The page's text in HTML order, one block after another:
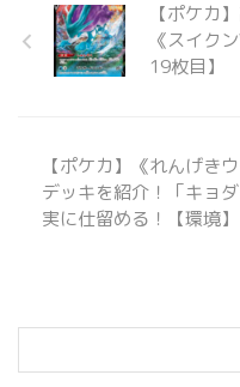
【ポケカ
《スイク
19枚目】
【ポケカ】《れんげき
デッキを紹介！「キョ
実に仕留める！【環境】